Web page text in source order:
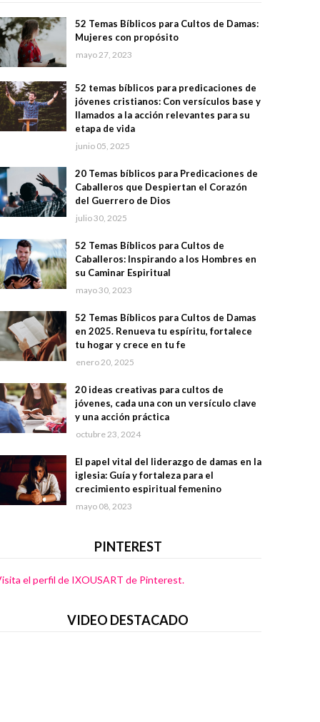
52 Temas Bíblicos para Cultos de Damas:
Mujeres con propósito
mayo 27, 2023
52 temas bíblicos para predicaciones de
jóvenes cristianos: Con versículos base y
llamados a la acción relevantes para su
etapa de vida
junio 05, 2025
20 Temas bíblicos para Predicaciones de
Caballeros que Despiertan el Corazón
del Guerrero de Dios
julio 30, 2025
52 Temas Bíblicos para Cultos de
Caballeros: Inspirando a los Hombres en
su Caminar Espiritual
mayo 30, 2023
52 Temas Bíblicos para Cultos de Damas
en 2025. Renueva tu espíritu, fortalece
tu hogar y crece en tu fe
enero 20, 2025
20 ideas creativas para cultos de
jóvenes, cada una con un versículo clave
y una acción práctica
octubre 23, 2024
El papel vital del liderazgo de damas en la
iglesia: Guía y fortaleza para el
crecimiento espiritual femenino
mayo 08, 2023
PINTEREST
el perfil de IXOUSART de Pinterest.
VIDEO DESTACADO